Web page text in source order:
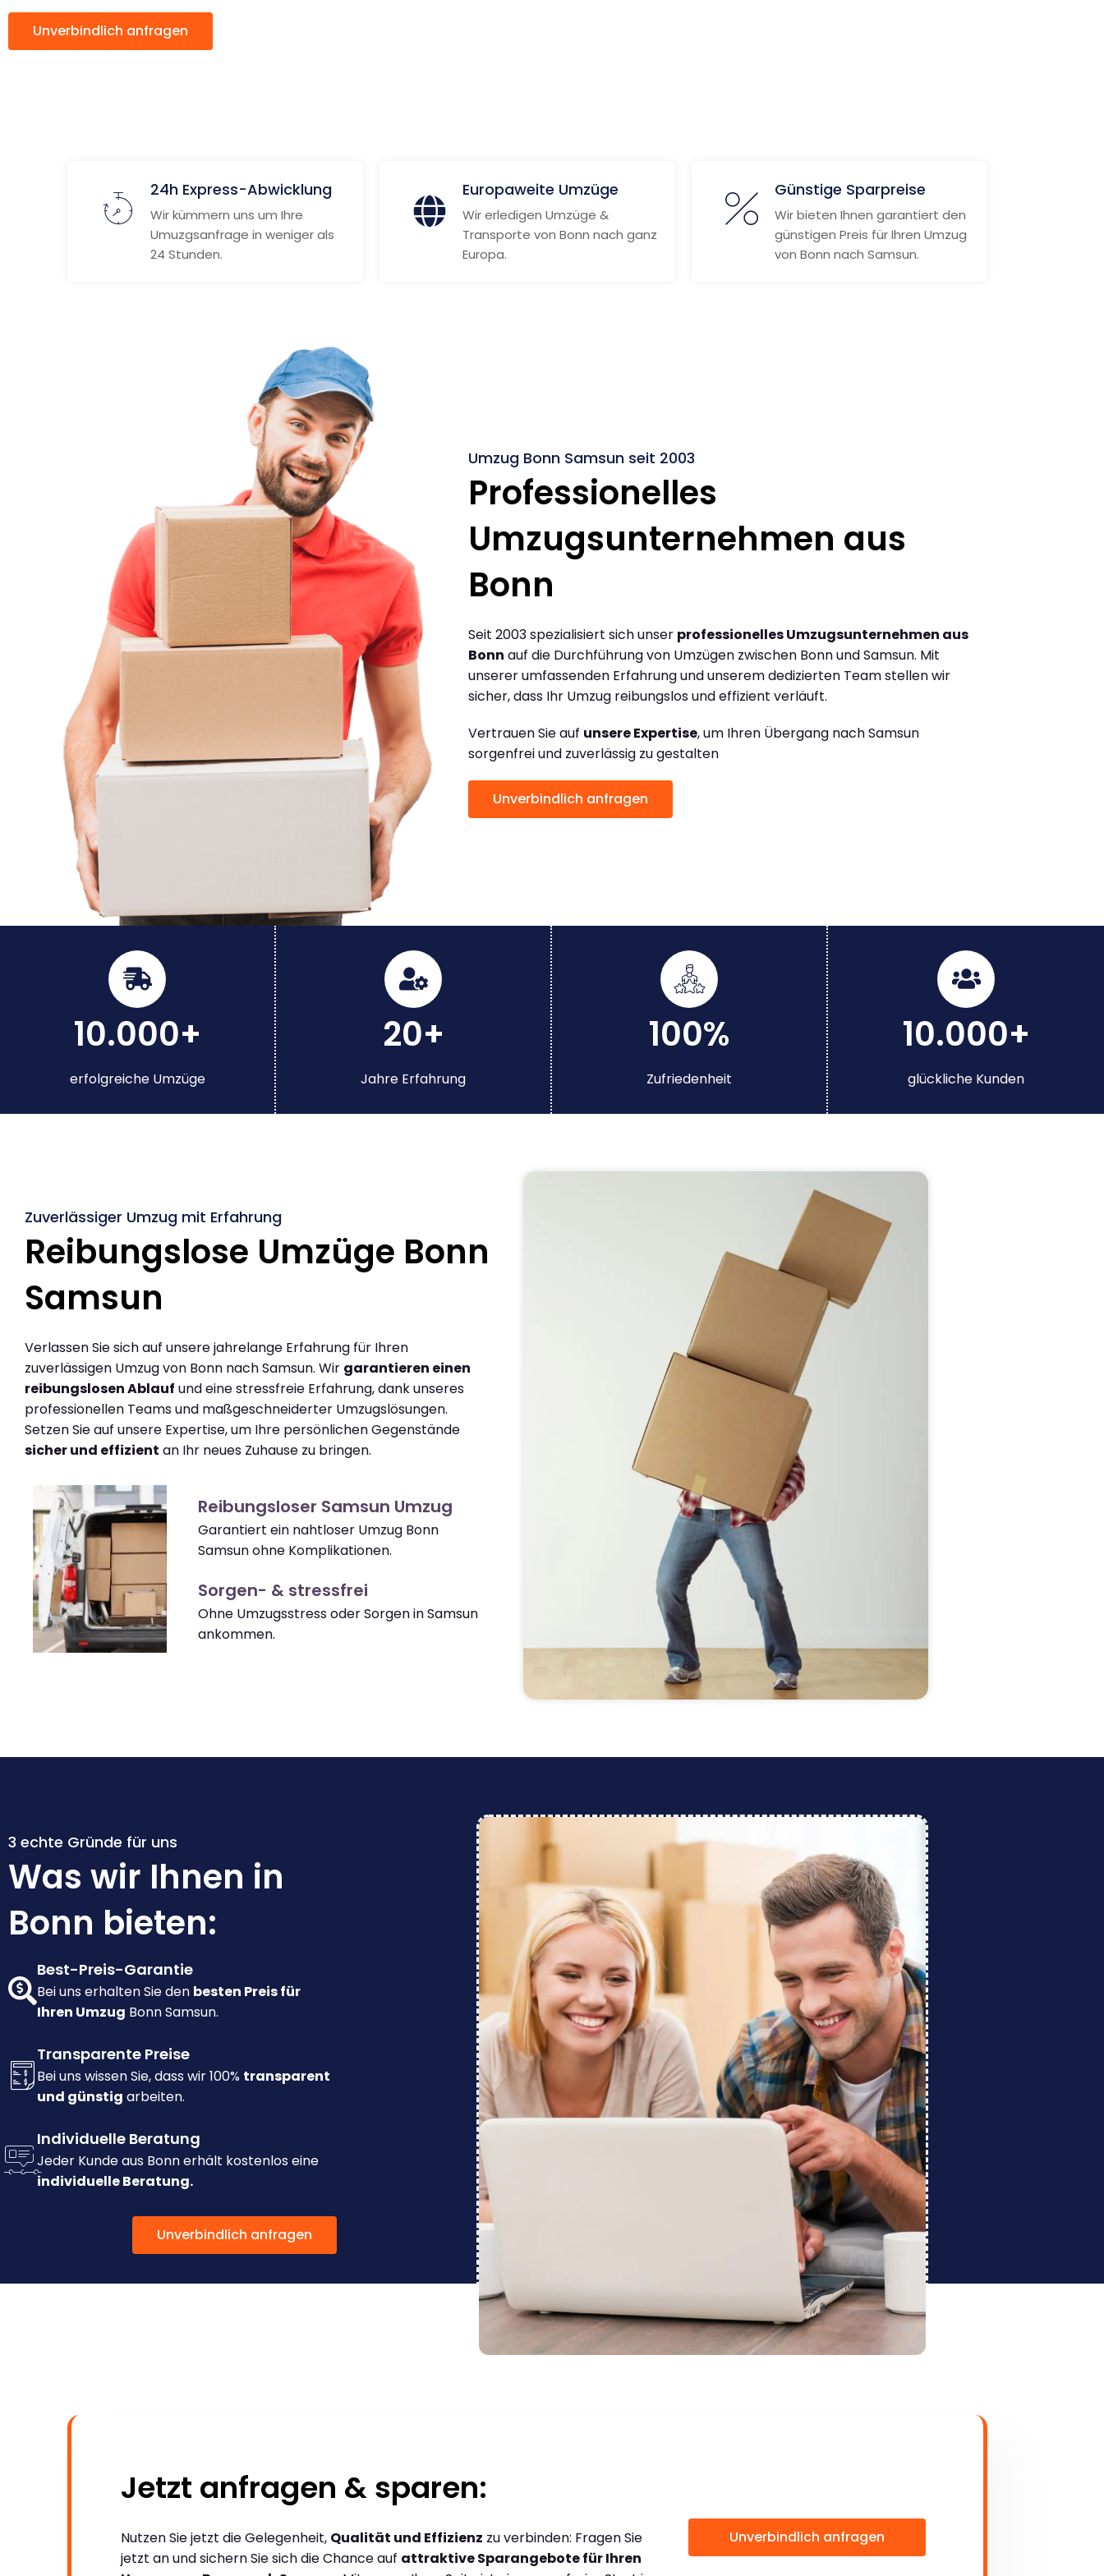
Unverbindlich anfragen
24h Express-Abwicklung
Wir kümmern uns um Ihre
Umuzgsanfrage in weniger als
24 Stunden.
Europaweite Umzüge
Wir erledigen Umzüge &
Transporte von Bonn nach ganz
Europa.
Günstige Sparpreise
Wir bieten Ihnen garantiert den
günstigen Preis für Ihren Umzug
von Bonn nach Samsun.
Umzug Bonn Samsun seit 2003
Professionelles
Umzugsunternehmen aus
Bonn
Seit 2003 spezialisiert sich unser professionelles Umzugsunternehmen aus
Bonn auf die Durchführung von Umzügen zwischen Bonn und Samsun. Mit
unserer umfassenden Erfahrung und unserem dedizierten Team stellen wir
sicher, dass Ihr Umzug reibungslos und effizient verläuft.
Vertrauen Sie auf unsere Expertise, um Ihren Übergang nach Samsun
sorgenfrei und zuverlässig zu gestalten
Unverbindlich anfragen
10.000+
erfolgreiche Umzüge
20+
Jahre Erfahrung
100%
Zufriedenheit
10.000+
glückliche Kunden
Zuverlässiger Umzug mit Erfahrung
Reibungslose Umzüge Bonn
Samsun
Verlassen Sie sich auf unsere jahrelange Erfahrung für Ihren
zuverlässigen Umzug von Bonn nach Samsun. Wir garantieren einen
reibungslosen Ablauf und eine stressfreie Erfahrung, dank unseres
professionellen Teams und maßgeschneiderter Umzugslösungen.
Setzen Sie auf unsere Expertise, um Ihre persönlichen Gegenstände
sicher und effizient an Ihr neues Zuhause zu bringen.
Reibungsloser Samsun Umzug
Garantiert ein nahtloser Umzug Bonn
Samsun ohne Komplikationen.
Sorgen- & stressfrei
Ohne Umzugsstress oder Sorgen in Samsun
ankommen.
3 echte Gründe für uns
Was wir Ihnen in
Bonn bieten:
Best-Preis-Garantie
Bei uns erhalten Sie den besten Preis für
Ihren Umzug Bonn Samsun.
Transparente Preise
Bei uns wissen Sie, dass wir 100% transparent
und günstig arbeiten.
Individuelle Beratung
Jeder Kunde aus Bonn erhält kostenlos eine
individuelle Beratung.
Unverbindlich anfragen
Jetzt anfragen & sparen:
Nutzen Sie jetzt die Gelegenheit, Qualität und Effizienz zu verbinden: Fragen Sie
jetzt an und sichern Sie sich die Chance auf attraktive Sparangebote für Ihren
Unverbindlich anfragen